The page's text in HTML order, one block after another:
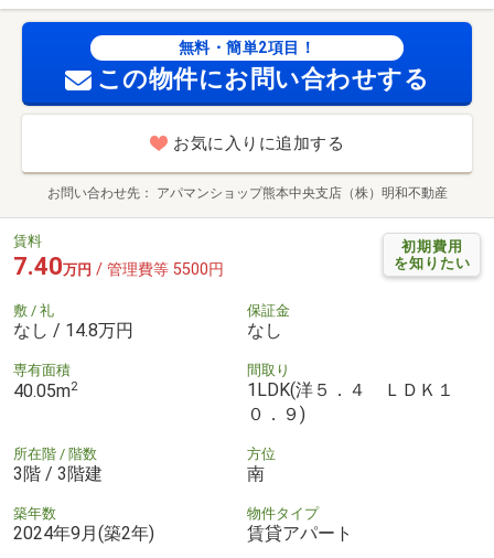
無料・簡単2項目！
この物件にお問い合わせする
お気に入りに追加する
お問い合わせ先 アパマンショップ熊本中央支店（株）明和不動産
初期費用
を知りたい
賃料
7.40万円 / 管理費等 5500円
敷 / 礼
なし / 14.8万円
保証金
なし
専有面積
40.05m2
間取り
1LDK(洋５．４ ＬＤＫ１
０．９)
所在階 / 階数
3階 / 3階建
方位
南
築年数
2024年9月(築2年)
物件タイプ
賃貸アパート